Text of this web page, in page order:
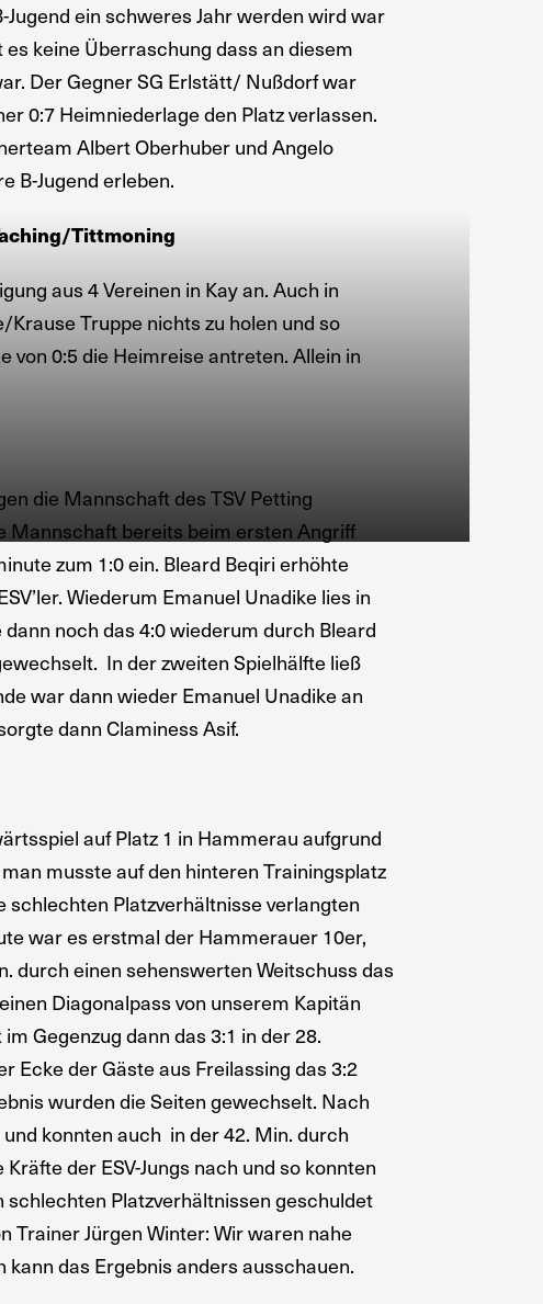
ein schweres Jahr werden wird war
keine Überraschung dass an diesem
Der Gegner SG Erlstätt/ Nußdorf war
0:7 Heimniederlage den Platz verlassen.
Albert Oberhuber und Angelo
B-Jugend erleben.
Tittmoning
aus 4 Vereinen in Kay an. Auch in
Truppe nichts zu holen und so
0:5 die Heimreise antreten. Allein in
die Mannschaft des TSV Petting
Mannschaft bereits beim ersten Angriff
zum 1:0 ein. Bleard Beqiri erhöhte
Wiederum Emanuel Unadike lies in
noch das 4:0 wiederum durch Bleard
In der zweiten Spielhälfte ließ
war dann wieder Emanuel Unadike an
dann Claminess Asif.
auf Platz 1 in Hammerau aufgrund
musste auf den hinteren Trainingsplatz
Platzverhältnisse verlangten
war es erstmal der Hammerauer 10er,
durch einen sehenswerten Weitschuss das
Diagonalpass von unserem Kapitän
Gegenzug dann das 3:1 in der 28.
Ecke der Gäste aus Freilassing das 3:2
wurden die Seiten gewechselt. Nach
konnten auch in der 42. Min. durch
der ESV-Jungs nach und so konnten
schlechten Platzverhältnissen geschuldet
Trainer Jürgen Winter: Wir waren nahe
das Ergebnis anders ausschauen.